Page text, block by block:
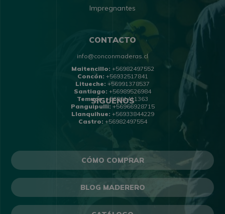
Impregnantes
CONTACTO
info@conconmaderas.cl
Maitencillo: +56982497552
Concón: +56932517841
Litueche: +56991378537
Santiago: +56989526984
Temuco:+56991411363
Panguipulli: +56966928715
Llanquihue: +56933844229
Castro: +56982497554
SÍGUENOS
CÓMO COMPRAR
BLOG MADERERO